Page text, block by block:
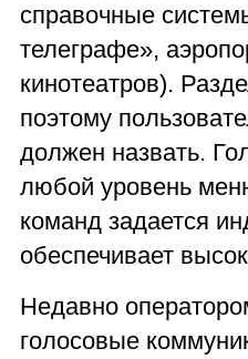
справочные
телеграфе»,
кинотеатров).
поэтому
должен назвать.
любой уровень
команд задается
обеспечивает
Недавно
голосовые